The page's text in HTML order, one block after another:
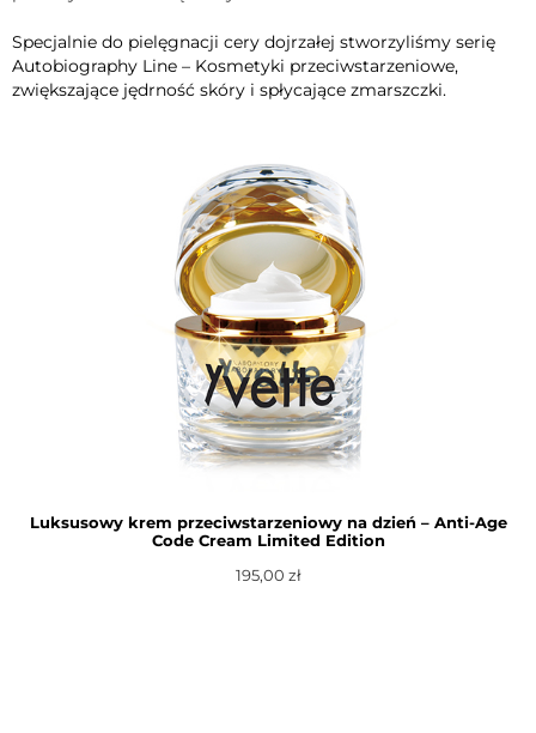
Specjalnie do pielęgnacji cery dojrzałej stworzyliśmy serię
Autobiography Line – Kosmetyki przeciwstarzeniowe,
zwiększające jędrność skóry i spłycające zmarszczki.
Luksusowy krem przeciwstarzeniowy na dzień – Anti-Age
Code Cream Limited Edition
195,00 zł